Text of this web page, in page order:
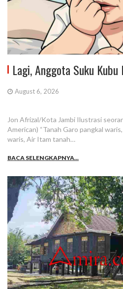
Lagi, Anggota Suku
August 6, 2026
Jon Afrizal/Kota Jambi Ilustrasi
American) “Tanah Garo pangkal
waris, Air Itam tanah…
BACA SELENGKAPNYA...